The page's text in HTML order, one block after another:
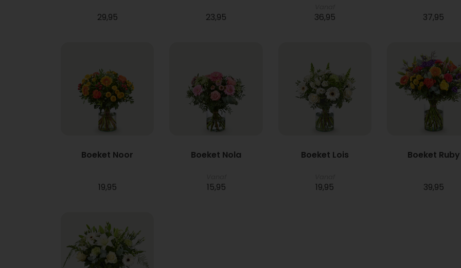
29,95 23,95 36,95 37,95
Boeket Noor
19,95
Boeket Nola
15,95
Boeket Lois
19,95
Boeket Ruby
39,95